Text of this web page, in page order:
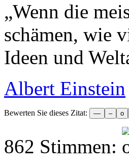
„Wenn die
schämen, wie
Ideen und
Albert Einstein
Bewerten Sie dieses Zitat:
862 Stimmen: